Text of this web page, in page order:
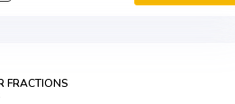
FRACTIONS